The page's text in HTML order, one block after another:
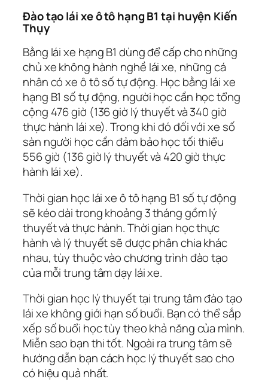
Đào tạo lái xe ô tô hạng B1 tại huyện Kiến
Thụy
Bằng lái xe hạng B1 dùng để cấp cho những
chủ xe không hành nghề lái xe, những cá
nhân có xe ô tô số tự động. Học bằng lái xe
hạng B1 số tự động, người học cần học tổng
cộng 476 giờ (136 giờ lý thuyết và 340 giờ
thực hành lái xe). Trong khi đó đối với xe số
sàn người học cần đảm bảo học tối thiểu
556 giờ (136 giờ lý thuyết và 420 giờ thực
hành lái xe).
Thời gian học lái xe ô tô hạng B1 số tự động
sẽ kéo dài trong khoảng 3 tháng gồm lý
thuyết và thực hành. Thời gian học thực
hành và lý thuyết sẽ được phân chia khác
nhau, tùy thuộc vào chương trình đào tạo
của mỗi trung tâm dạy lái xe.
Thời gian học lý thuyết tại trung tâm đào tạo
lái xe không giới hạn số buổi. Bạn có thể sắp
xếp số buổi học tùy theo khả năng của mình.
Miễn sao bạn thi tốt. Ngoài ra trung tâm sẽ
hướng dẫn bạn cách học lý thuyết sao cho
có hiệu quả nhất.